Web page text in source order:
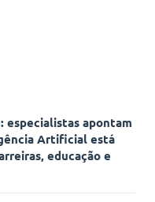
especialistas apontam
Artificial está
educação e